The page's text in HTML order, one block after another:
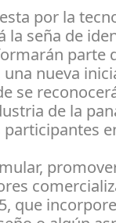
por la
la seña de
parte
una nueva
se
de la
que